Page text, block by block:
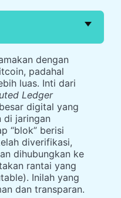
dengan
padahal
luas. Inti dari
Ledger
digital yang
di jaringan
“blok” berisi
diverifikasi,
dihubungkan ke
rantai yang
Inilah yang
dan transparan.